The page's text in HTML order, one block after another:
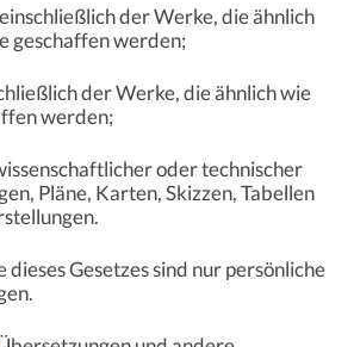
der Werke, die ähnlich
geschaffen werden;
der Werke, die ähnlich wie
werden;
oder technischer
Pläne, Karten, Skizzen, Tabellen
dieses Gesetzes sind nur persönliche